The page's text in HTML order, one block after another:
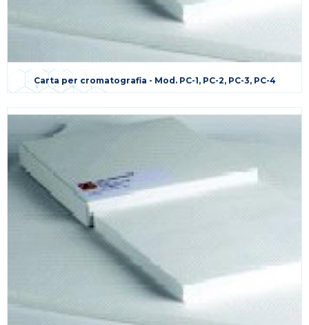
Carta per cromatografia - Mod. PC-1, PC-2, PC-3, PC-4